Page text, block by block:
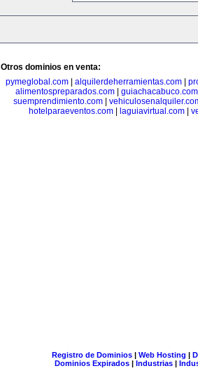
Otros dominios en venta:
pymeglobal.com| alquilerdeherramientas.com|
alimentospreparados.com| guiachacabuco.com
suemprendimiento.com|
hotelparaeventos.com
laguiavirtual.com
Registro de Dominios| Web Hosting |
Dominios Expirados | Industrias |